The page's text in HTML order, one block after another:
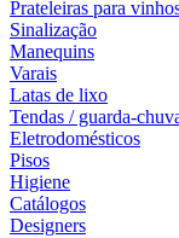
Prateleiras para
Sinalização
Manequins
Varais
Latas de lixo
Tendas / guarda-
Eletrodomésticos
Pisos
Higiene
Catálogos
Designers